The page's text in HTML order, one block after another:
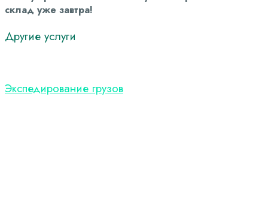
склад уже завтра!
Другие услуги
Экспедирование грузов